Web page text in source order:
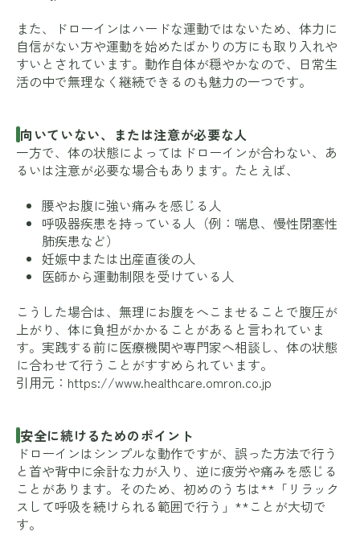
また、ドローインはハードな運動ではないため、体力に
自信がない方や運動を始めたばかりの方にも取り入れや
すいとされています。動作自体が穏やかなので、日常生
活の中で無理なく継続できるのも魅力の一つです。
向いていない、または注意が必要な人
一方で、体の状態によってはドローインが合わない、あ
るいは注意が必要な場合もあります。たとえば、
腰やお腹に強い痛みを感じる人
呼吸器疾患を持っている人（例：喘息、慢性閉塞性
肺疾患など）
妊娠中または出産直後の人
医師から運動制限を受けている人
こうした場合は、無理にお腹をへこませることで腹圧が
上がり、体に負担がかかることがあると言われていま
す。実践する前に医療機関や専門家へ相談し、体の状態
に合わせて行うことがすすめられています。
引用元： https://www.healthcare.omron.co.jp
安全に続けるためのポイント
ドローインはシンプルな動作ですが、誤った方法で行う
と首や背中に余計な力が入り、逆に疲労や痛みを感じる
ことがあります。そのため、初めのうちは**「リラック
スして呼吸を続けられる範囲で行う」**ことが大切で
す。